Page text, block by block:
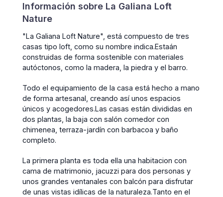
Información sobre La Galiana Loft
Nature
"La Galiana Loft Nature", está compuesto de tres
casas tipo loft, como su nombre indica.Estaán
construidas de forma sostenible con materiales
autóctonos, como la madera, la piedra y el barro.
Todo el equipamiento de la casa está hecho a mano
de forma artesanal, creando así unos espacios
únicos y acogedores.Las casas están divididas en
dos plantas, la baja con salón comedor con
chimenea, terraza-jardín con barbacoa y baño
completo.
La primera planta es toda ella una habitacion con
cama de matrimonio, jacuzzi para dos personas y
unos grandes ventanales con balcón para disfrutar
de unas vistas idílicas de la naturaleza.Tanto en el